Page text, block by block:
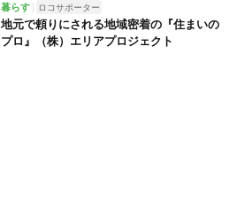
暮らす ロコサポーター
地元で頼りにされる地域密着の『住まいの
プロ』（株）エリアプロジェクト